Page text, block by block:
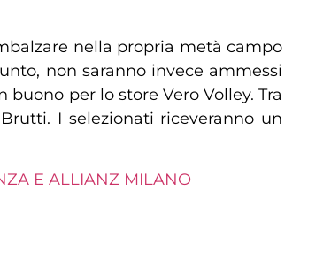
nella propria metà campo
non saranno invece ammessi
per lo store Vero Volley. Tra
I selezionati riceveranno un
E ALLIANZ MILANO